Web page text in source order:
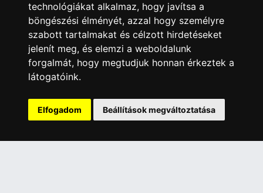
technológiákat alkalmaz, hogy javítsa a
böngészési élményét, azzal hogy személyre
szabott tartalmakat és célzott hirdetéseket
jelenít meg, és elemzi a weboldalunk
forgalmát, hogy megtudjuk honnan érkeztek a
látogatóink.
Elfogadom Beállítások megváltoztatása
Garanciális Ügyintézés
Webszolgáltatás
Üzleteinkben az elektronikus fizetés mód kizárólag átutalással
érhető el, bankkártyás fizetésre nincs lehetőség.
INFORMÁCIÓK
Adatkezelési nyilatkozat